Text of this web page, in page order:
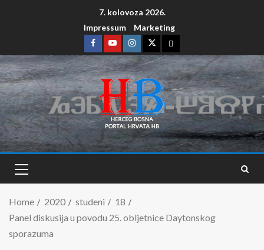
7. kolovoza 2026.
Impressum
Marketing
Home 2020 studeni
18
Panel diskusija u povodu 25. obljetnice Daytonskog
sporazuma